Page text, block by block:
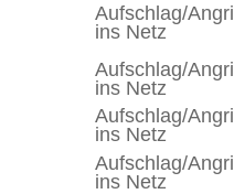
Aufschlag/
ins Netz
Aufschlag/
ins Netz
Aufschlag/
ins Netz
Aufschlag/
ins Netz